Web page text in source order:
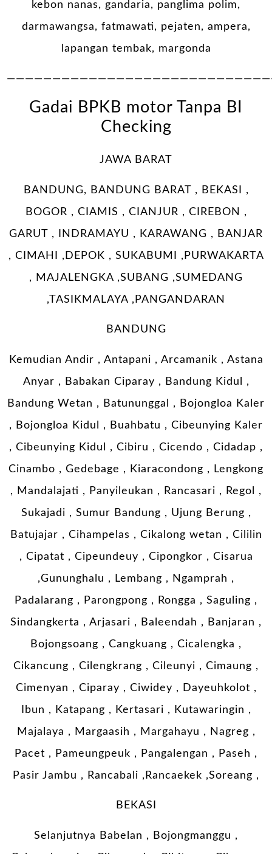
kebon nanas, gandaria, panglima polim,
darmawangsa, fatmawati, pejaten, ampera,
lapangan tembak, margonda
Gadai BPKB motor Tanpa BI
Checking
JAWA BARAT
BANDUNG, BANDUNG BARAT , BEKASI ,
BOGOR , CIAMIS , CIANJUR , CIREBON ,
GARUT , INDRAMAYU , KARAWANG , BANJAR
, CIMAHI ,DEPOK , SUKABUMI ,PURWAKARTA
, MAJALENGKA ,SUBANG ,SUMEDANG
,TASIKMALAYA ,PANGANDARAN
BANDUNG
Kemudian Andir , Antapani , Arcamanik , Astana
Anyar , Babakan Ciparay , Bandung Kidul ,
Bandung Wetan , Batununggal , Bojongloa Kaler
, Bojongloa Kidul , Buahbatu , Cibeunying Kaler
, Cibeunying Kidul , Cibiru , Cicendo , Cidadap ,
Cinambo , Gedebage , Kiaracondong , Lengkong
, Mandalajati , Panyileukan , Rancasari , Regol ,
Sukajadi , Sumur Bandung , Ujung Berung ,
Batujajar , Cihampelas , Cikalong wetan , Cililin
, Cipatat , Cipeundeuy , Cipongkor , Cisarua
,Gununghalu , Lembang , Ngamprah ,
Padalarang , Parongpong , Rongga , Saguling ,
Sindangkerta , Arjasari , Baleendah , Banjaran ,
Bojongsoang , Cangkuang , Cicalengka ,
Cikancung , Cilengkrang , Cileunyi , Cimaung ,
Cimenyan , Ciparay , Ciwidey , Dayeuhkolot ,
Ibun , Katapang , Kertasari , Kutawaringin ,
Majalaya , Margaasih , Margahayu , Nagreg ,
Pacet , Pameungpeuk , Pangalengan , Paseh ,
Pasir Jambu , Rancabali ,Rancaekek ,Soreang ,
BEKASI
Selanjutnya Babelan , Bojongmanggu ,